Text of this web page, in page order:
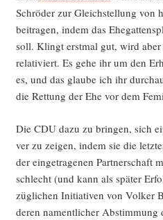
Schrö­der zur Gleich­stel­lung von
bei­tra­gen, indem das
soll. Klingt erst­mal gut, wird
rela­ti­viert. Es gehe ihr um den
es, und das glau­be ich ihr
die Ret­tung der Ehe vor dem
Die CDU dazu zu brin­gen, sich
ver zu zei­gen, indem sie die
der ein­ge­tra­ge­nen Part­ner­schaft
schlecht (und kann als spä­ter
züg­li­chen Initia­ti­ven von Vol­ker
deren nament­li­cher